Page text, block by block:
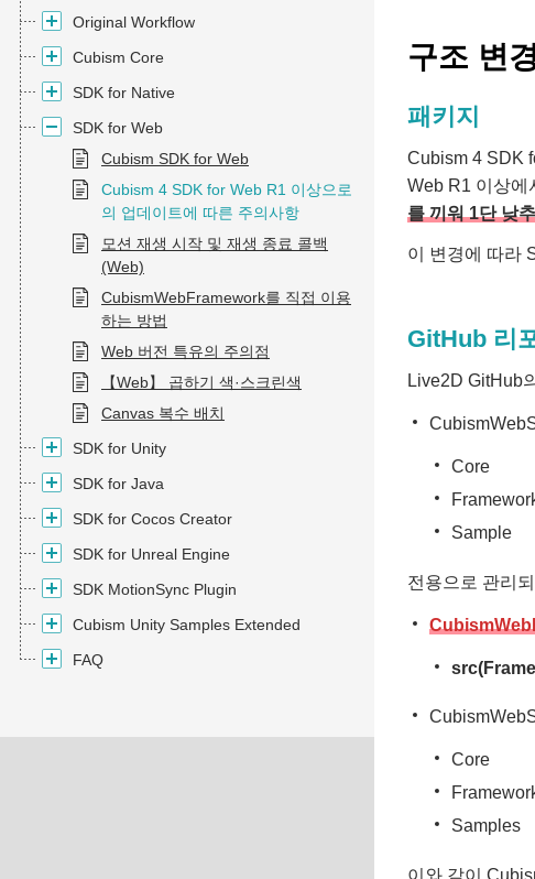
Original Workflow
Cubism Core
SDK for Native
SDK for Web
Cubism SDK for Web
Cubism 4 SDK for Web R1 이상으로
의 업데이트에 따른 주의사항
모션 재생 시작 및 재생 종료 콜백
(Web)
CubismWebFramework를 직접 이용
하는 방법
Web 버전 특유의 주의점
【Web】 곱하기 색·스크린색
Canvas 복수 배치
SDK for Unity
SDK for Java
SDK for Cocos Creator
SDK for Unreal Engine
SDK MotionSync Plugin
Cubism Unity Samples Extended
FAQ
구조 변
패키지
Cubism 4 SDK
Web R1 이상에
를 끼워 1단 낮
이 변경에 따라
GitHub 리
Live2D GitHub
Core
Sample
전용으로 관리
Core
Samples
이와 같이